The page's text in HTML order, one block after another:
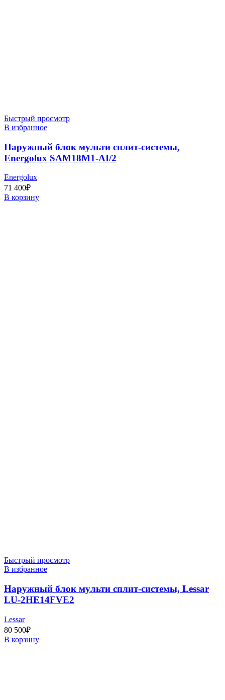
Быстрый просмотр
В избранное
Наружный блок мульти сплит-системы,
Energolux SAM18M1-AI/2
Energolux
71 400₽
В корзину
Быстрый просмотр
В избранное
Наружный блок мульти сплит-системы, Lessar
LU-2HE14FVE2
Lessar
80 500₽
В корзину